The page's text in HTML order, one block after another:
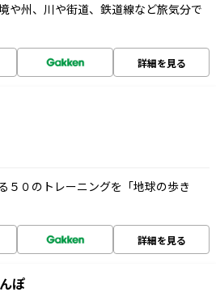
や州、川や街道、鉄道線など旅気分で
詳細を見る
５０のトレーニングを「地球の歩き
詳細を見る
ぽ